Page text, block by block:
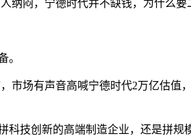
纳闷，宁德时代并不缺钱，为什么要
。
市场有声音高喊宁德时代2万亿估值
技创新的高端制造企业，还是拼规